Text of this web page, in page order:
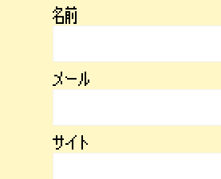
名前
メール
サイト